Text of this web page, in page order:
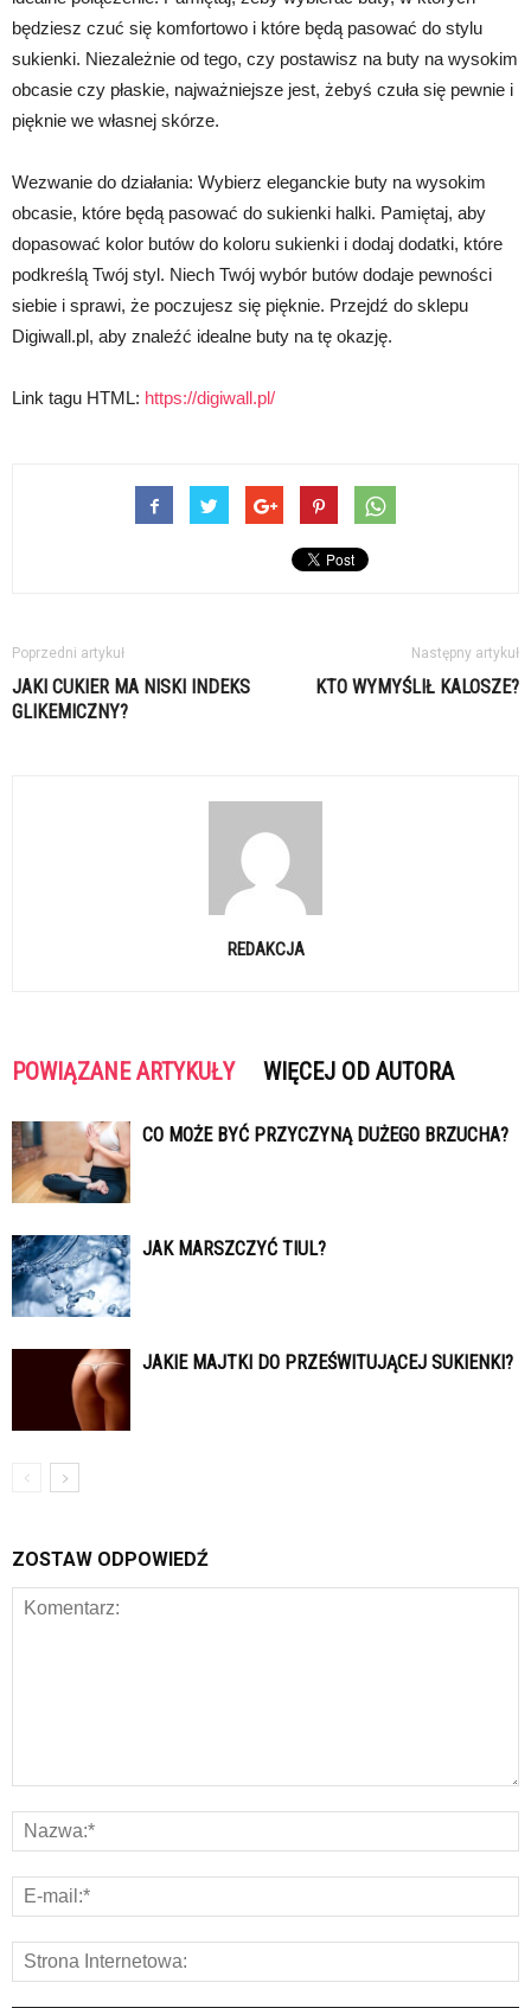
będziesz czuć się komfortowo i które będą pasować do stylu
sukienki. Niezależnie od tego, czy postawisz na buty na wysokim
obcasie czy płaskie, najważniejsze jest, żebyś czuła się pewnie i
pięknie we własnej skórze.
Wezwanie do działania: Wybierz eleganckie buty na wysokim
obcasie, które będą pasować do sukienki halki. Pamiętaj, aby
dopasować kolor butów do koloru sukienki i dodaj dodatki, które
podkreślą Twój styl. Niech Twój wybór butów dodaje pewności
siebie i sprawi, że poczujesz się pięknie. Przejdź do sklepu
Digiwall.pl, aby znaleźć idealne buty na tę okazję.
Link tagu HTML: https://digiwall.pl/
Poprzedni artykuł
JAKI CUKIER MA NISKI INDEKS
GLIKEMICZNY?
Następny artykuł
KTO WYMYŚLIŁ KALOSZE?
REDAKCJA
POWIĄZANE ARTYKUŁY WIĘCEJ OD AUTORA
CO MOŻE BYĆ PRZYCZYNĄ DUŻEGO BRZUCHA?
JAK MARSZCZYĆ TIUL?
JAKIE MAJTKI DO PRZEŚWITUJĄCEJ SUKIENKI?
ZOSTAW ODPOWIEDŹ